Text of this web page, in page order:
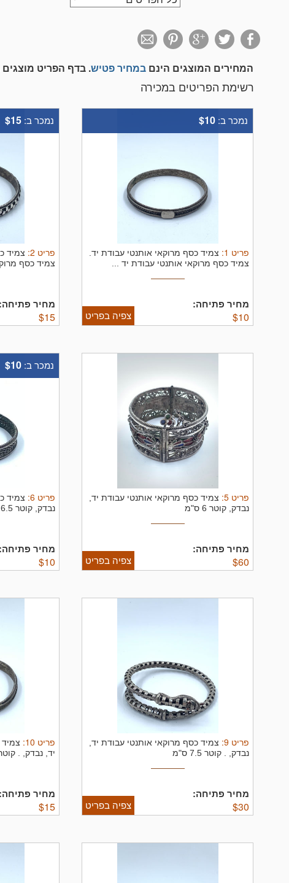
המחירים המוצגים הינם במחיר פטיש. בדף הפריט
רשימת הפריטים במכירה
נמכר ב: $10
פריט 1
: צמיד כסף מרוקאי אותנטי עבודת יד.
צמיד כסף מרוקאי אותנטי עבודת יד ...
מחיר פתיחה:
$10 צפיה בפריט
נמכר ב: $15
פריט 2
: צמיד
צמיד כסף
מחיר פתיחה:
$15
פריט 5
: צמיד כסף מרוקאי אותנטי עבודת יד,
נבדק, קוטר 6 ס"מ
מחיר פתיחה:
$60 צפיה בפריט
נמכר ב: $10
פריט 6
: צמיד
נבדק, קוטר 6.5 ס"מ
מחיר פתיחה:
$10
פריט 9
: צמיד כסף מרוקאי אותנטי עבודת יד,
נבדק, . קוטר 7.5 ס"מ
מחיר פתיחה:
$30 צפיה בפריט
פריט 10
:
יד, נבדק, . קוטר 6
מחיר פתיחה:
$15